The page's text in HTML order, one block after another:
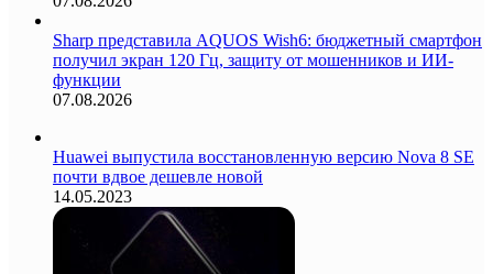
Sharp представила AQUOS Wish6: бюджетный смартфон
получил экран 120 Гц, защиту от мошенников и ИИ-
функции
07.08.2026
Huawei выпустила восстановленную версию Nova 8 SE
почти вдвое дешевле новой
14.05.2023